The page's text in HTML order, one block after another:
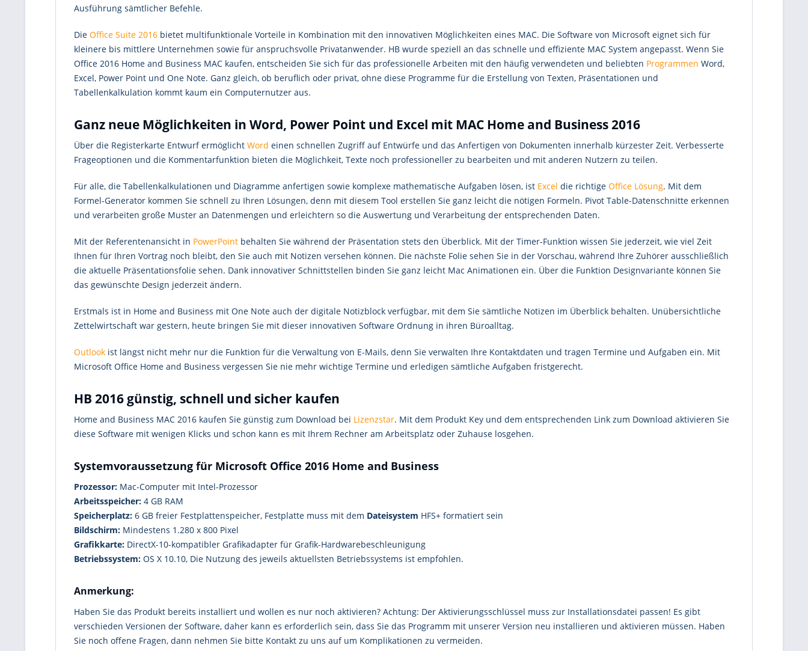
Ausführung sämtlicher Befehle.
Die Office Suite 2016 bietet multifunktionale Vorteile in Kombination mit den innovativen Möglichkeiten eines MAC. Die Software von Microsoft eignet sich für
kleinere bis mittlere Unternehmen sowie für anspruchsvolle Privatanwender. HB wurde speziell an das schnelle und effiziente MAC System angepasst. Wenn Sie
Office 2016 Home and Business MAC kaufen, entscheiden Sie sich für das professionelle Arbeiten mit den häufig verwendeten und beliebten Programmen Word,
Excel, Power Point und One Note. Ganz gleich, ob beruflich oder privat, ohne diese Programme für die Erstellung von Texten, Präsentationen und
Tabellenkalkulation kommt kaum ein Computernutzer aus.
Ganz neue Möglichkeiten in Word, Power Point und Excel mit MAC Home and Business 2016
Über die Registerkarte Entwurf ermöglicht Word einen schnellen Zugriff auf Entwürfe und das Anfertigen von Dokumenten innerhalb kürzester Zeit. Verbesserte
Frageoptionen und die Kommentarfunktion bieten die Möglichkeit, Texte noch professioneller zu bearbeiten und mit anderen Nutzern zu teilen.
Für alle, die Tabellenkalkulationen und Diagramme anfertigen sowie komplexe mathematische Aufgaben lösen, ist Excel die richtige Office Lösung. Mit dem
Formel-Generator kommen Sie schnell zu Ihren Lösungen, denn mit diesem Tool erstellen Sie ganz leicht die nötigen Formeln. Pivot Table-Datenschnitte erkennen
und verarbeiten große Muster an Datenmengen und erleichtern so die Auswertung und Verarbeitung der entsprechenden Daten.
Mit der Referentenansicht in PowerPoint behalten Sie während der Präsentation stets den Überblick. Mit der Timer-Funktion wissen Sie jederzeit, wie viel Zeit
Ihnen für Ihren Vortrag noch bleibt, den Sie auch mit Notizen versehen können. Die nächste Folie sehen Sie in der Vorschau, während Ihre Zuhörer ausschließlich
die aktuelle Präsentationsfolie sehen. Dank innovativer Schnittstellen binden Sie ganz leicht Mac Animationen ein. Über die Funktion Designvariante können Sie
das gewünschte Design jederzeit ändern.
Erstmals ist in Home and Business mit One Note auch der digitale Notizblock verfügbar, mit dem Sie sämtliche Notizen im Überblick behalten. Unübersichtliche
Zettelwirtschaft war gestern, heute bringen Sie mit dieser innovativen Software Ordnung in ihren Büroalltag.
Outlook ist längst nicht mehr nur die Funktion für die Verwaltung von E-Mails, denn Sie verwalten Ihre Kontaktdaten und tragen Termine und Aufgaben ein. Mit
Microsoft Office Home and Business vergessen Sie nie mehr wichtige Termine und erledigen sämtliche Aufgaben fristgerecht.
HB 2016 günstig, schnell und sicher kaufen
Home and Business MAC 2016 kaufen Sie günstig zum Download bei Lizenzstar. Mit dem Produkt Key und dem entsprechenden Link zum Download aktivieren Sie
diese Software mit wenigen Klicks und schon kann es mit Ihrem Rechner am Arbeitsplatz oder Zuhause losgehen.
Systemvoraussetzung für Microsoft Office 2016 Home and Business
Prozessor: Mac-Computer mit Intel-Prozessor
Arbeitsspeicher: 4 GB RAM
Speicherplatz: 6 GB freier Festplattenspeicher, Festplatte muss mit dem Dateisystem HFS+ formatiert sein
Bildschirm: Mindestens 1.280 x 800 Pixel
Grafikkarte: DirectX-10-kompatibler Grafikadapter für Grafik-Hardwarebeschleunigung
Betriebssystem: OS X 10.10, Die Nutzung des jeweils aktuellsten Betriebssystems ist empfohlen.
Anmerkung:
Haben Sie das Produkt bereits installiert und wollen es nur noch aktivieren? Achtung: Der Aktivierungsschlüssel muss zur Installationsdatei passen! Es gibt
verschieden Versionen der Software, daher kann es erforderlich sein, dass Sie das Programm mit unserer Version neu installieren und aktivieren müssen. Haben
Sie noch offene Fragen, dann nehmen Sie bitte Kontakt zu uns auf um Komplikationen zu vermeiden.